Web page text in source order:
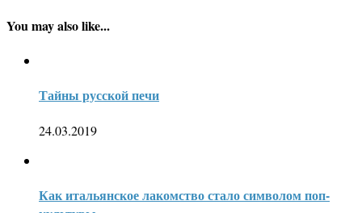
You may also like...
Тайны русской печи
24.03.2019
Как итальянское лакомство стало символом поп-